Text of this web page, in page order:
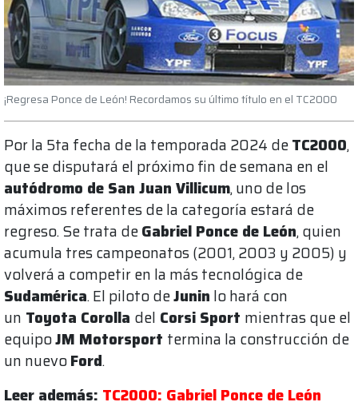
¡Regresa Ponce de León! Recordamos su último título en el TC2000
Por la 5ta fecha de la temporada 2024 deTC2000,
que se disputará el próximo fin de semana en el
autódromo de San Juan Villicum, uno de los
máximos referentes de la categoría estará de
regreso. Se trata deGabriel Ponce de León, quien
acumula tres campeonatos (2001, 2003 y 2005) y
volverá a competir en la más tecnológica de
Sudamérica. El piloto deJunin lo hará con
un Toyota Corolla del Corsi Sport mientras que el
equipoJM Motorsport termina la construcción de
un nuevoFord.
Leer además: TC2000: Gabriel Ponce de León